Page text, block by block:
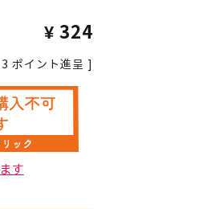
¥ 324
3 ポイント進呈 ]
す